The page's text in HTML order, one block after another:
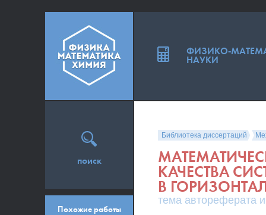
Библиотека диссертаций
КАЧЕСТВА
В
тема автореферата
поиск
Похожие работы
ФИЗИКО-
НАУКИ